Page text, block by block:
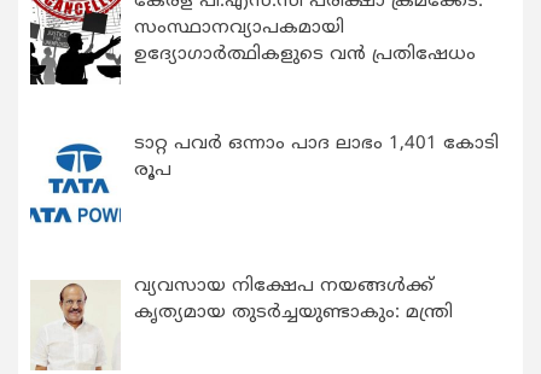
സംസ്ഥാനവ്യാപകമായി
ഉദ്യോഗാര്‍ത്ഥികളുടെ വന്‍ പ്രതിഷേധം
ടാറ്റ പവർ ഒന്നാം പാദ ലാഭം 1,401 കോടി
രൂപ
വ്യവസായ നിക്ഷേപ നയങ്ങള്‍ക്ക്
കൃത്യമായ തുടര്‍ച്ചയുണ്ടാകും: മന്ത്രി